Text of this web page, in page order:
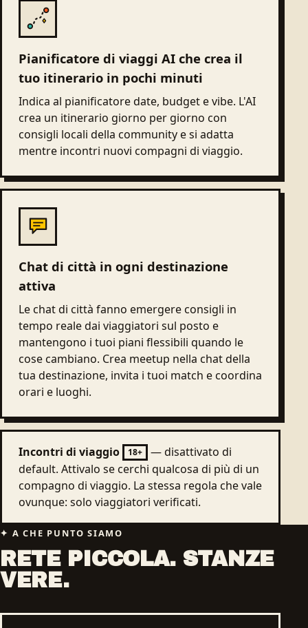
Pianificatore di viaggi AI che crea il
tuo itinerario in pochi minuti
Indica al pianificatore date, budget e vibe. L'AI
crea un itinerario giorno per giorno con
consigli locali della community e si adatta
mentre incontri nuovi compagni di viaggio.
Chat di città in ogni destinazione
attiva
Le chat di città fanno emergere consigli in
tempo reale dai viaggiatori sul posto e
mantengono i tuoi piani flessibili quando le
cose cambiano. Crea meetup nella chat della
tua destinazione, invita i tuoi match e coordina
orari e luoghi.
Incontri di viaggio 18+
— disattivato di
default. Attivalo se cerchi qualcosa di più di un
compagno di viaggio. La stessa regola che vale
ovunque: solo viaggiatori verificati.
A CHE PUNTO SIAMO
RETE PICCOLA. STANZE
VERE.